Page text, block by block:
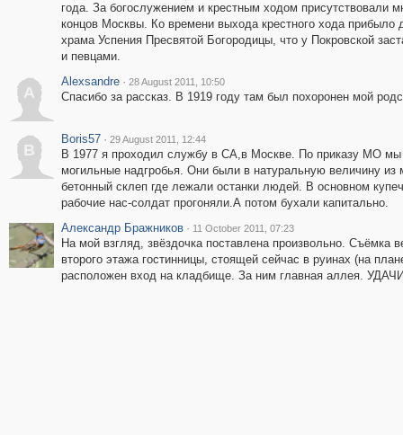
года. За богослужением и крестным ходом присутствовали
концов Москвы. Ко времени выхода крестного хода прибыло
храма Успения Пресвятой Богородицы, что у Покровской
и певцами.
A
Alexsandre · 28 August 2011, 10:50
Спасибо за рассказ. В 1919 году там был похоронен мой
B
Boris57 · 29 August 2011, 12:44
В 1977 я проходил службу в СА,в Москве. По приказу МО
могильные надгробья. Они были в натуральную величину
бетонный склеп где лежали останки людей. В основном
рабочие нас-солдат прогоняли.А потом бухали капитально.
Александр Бражников · 11 October 2011, 07:23
На мой взгляд, звёздочка поставлена произвольно. Съёмка
второго этажа гостинницы, стоящей сейчас в руинах (на
расположен вход на кладбище. За ним главная аллея.